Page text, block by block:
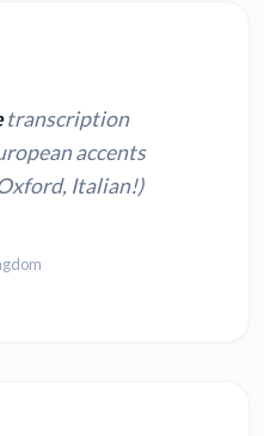
transcription
accents
Italian!)